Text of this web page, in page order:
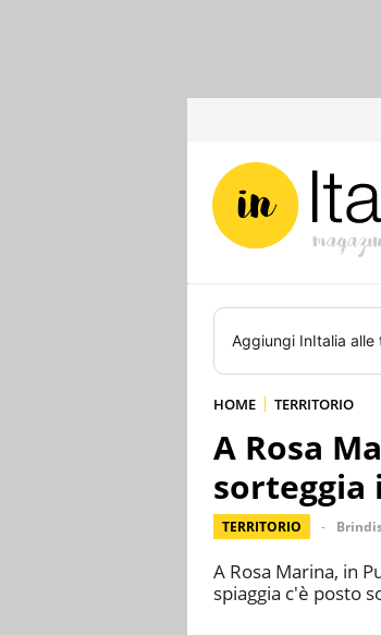
Aggiungi InItalia alle
HOME TERRITORIO
A Rosa
sorteggia
TERRITORIO
A Rosa Marina, in
spiaggia c'è posto